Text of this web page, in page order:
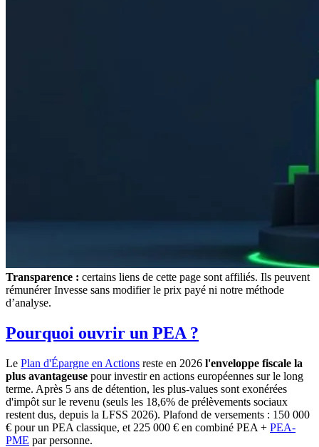
Transparence : certains liens de cette page sont affiliés. Ils peuvent
rémunérer Invesse sans modifier le prix payé ni notre méthode
d’analyse.
Pourquoi ouvrir un PEA ?
Le Plan d'Épargne en Actions reste en 2026 l'enveloppe fiscale la
plus avantageuse pour investir en actions européennes sur le long
terme. Après 5 ans de détention, les plus-values sont exonérées
d'impôt sur le revenu (seuls les 18,6% de prélèvements sociaux
restent dus, depuis la LFSS 2026). Plafond de versements : 150 000
€ pour un PEA classique, et 225 000 € en combiné PEA + PEA-
PME par personne.